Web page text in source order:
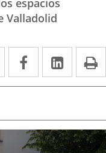
espacios
Valladolid
Twitter
Enlace Facebook
Enlace
a
aplicación
externa.
Enlace
a